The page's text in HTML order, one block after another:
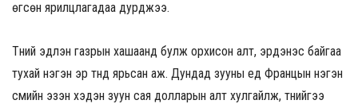
өгсөн ярилцлагадаа дурджээ.
Түүний эдлэн газрын хашаанд булж орхисон алт, эрдэнэс байгаа
тухай нэгэн эр түүнд ярьсан аж. Дундад зууны үед Францын нэгэн
сүмийн эзэн хэдэн зуун сая долларын алт хулгайлж, түүнийгээ